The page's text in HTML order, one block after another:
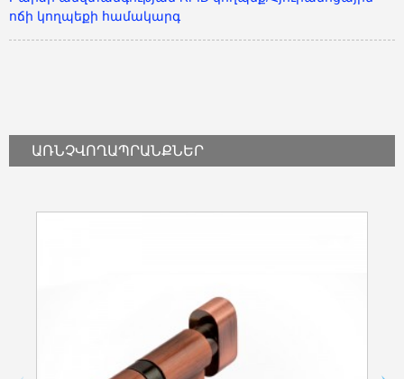
ոճի կողպեքի համակարգ
ԱՌՆՉՎՈՂԱՊՐԱՆՔՆԵՐ